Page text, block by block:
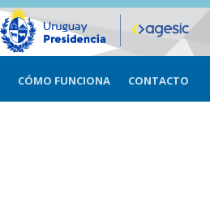
CÓMO FUNCIONA CONTACTO